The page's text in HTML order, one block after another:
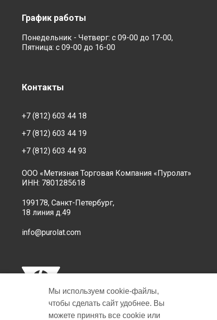
График работы
Понедельник - Четверг: с 09-00 до 17-00,
Пятница: с 09-00 до 16-00
Контакты
+7 (812) 603 44 18
+7 (812) 603 44 19
+7 (812) 603 44 93
ООО «Метизная Торговая Компания «Пуролат»
ИНН: 7801285618
199178, Санкт-Петербург,
18 линия д.49
info@purolat.com
Мы используем cookie‑файлы,
чтобы сделать сайт удобнее. Вы
можете принять все cookie или